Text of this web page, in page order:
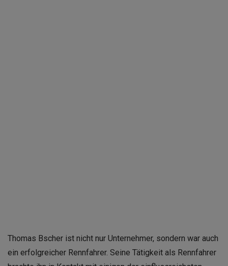
Thomas Bscher ist nicht nur Unternehmer, sondern war auch
ein erfolgreicher Rennfahrer. Seine Tätigkeit als Rennfahrer